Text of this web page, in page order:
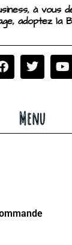
à vous
adoptez la
Menu